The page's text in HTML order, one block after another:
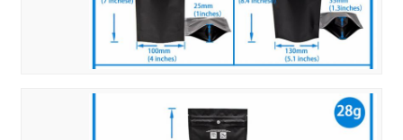
اترك رسالة